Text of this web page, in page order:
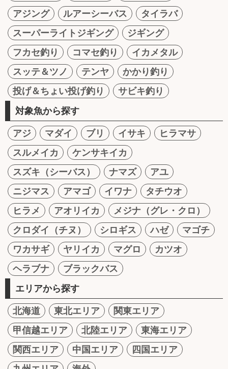
アジング
ルアーシーバス
タイラバ
スーパーライトジギング
ジギング
フカセ釣り
コマセ釣り
イカメタル
スッテ＆ツノ
テンヤ
かかり釣り
投げ＆ちょい投げ釣り
サビキ釣り
対象魚から探す
アジ マダイ ブリ イサキ
ヒラマサ
スルメイカ
ケンサキイカ
スズキ（シーバス）
ナマズ
アユ
ニジマス
アマゴ イワナ
タチウオ
ヒラメ
アオリイカ
メジナ（グレ・クロ）
クロダイ（チヌ）
シロギス ハゼ
マゴチ
ワカサギ
ヤリイカ マグロ
カツオ
ヘラブナ
ブラックバス
エリアから探す
北海道 東北エリア
関東エリア
甲信越エリア
北陸エリア
東海エリア
関西エリア
中国エリア
四国エリア